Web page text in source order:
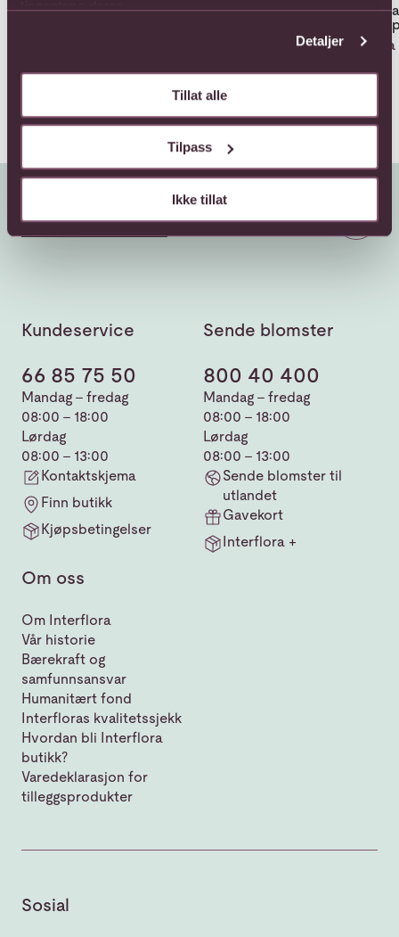
Detaljer
Tillat alle
Tilpass
Ikke tillat
Amour Rouge
Arrangement of cut
Kundeservice
66 85 75 50
Mandag - fredag
08:00 - 18:00
Lørdag
08:00 - 13:00
Kontaktskjema
Finn butikk
Kjøpsbetingelser
Sende blomster
800 40 400
Mandag - fredag
08:00 - 18:00
Lørdag
08:00 - 13:00
Sende blomster til
utlandet
Gavekort
Interflora +
Om oss
Om Interflora
Vår historie
Bærekraft og
samfunnsansvar
Humanitært fond
Interfloras kvalitetssjekk
Hvordan bli Interflora
butikk?
Varedeklarasjon for
tilleggsprodukter
Sosial